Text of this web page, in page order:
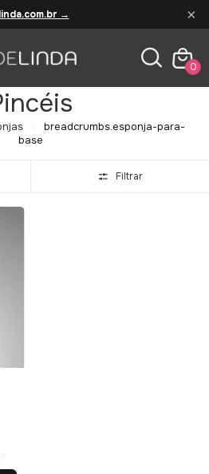
→ ×
0
breadcrumbs.esponja-para-
base
Filtrar